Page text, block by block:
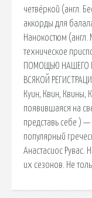
четвёркой (англ.
аккорды для
Нанокостюм
техническое
ПОМОЩЬЮ НАШЕГО
ВСЯКОЙ
Куин, Квин, Квины,
появившаяся на
представь себе )
популярный
Анастасиос Рувас.
их сезонов. Не